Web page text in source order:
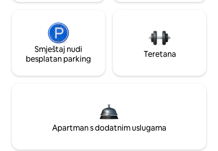
Smještaj nudi
besplatan parking
Teretana
Apartman s dodatnim uslugama